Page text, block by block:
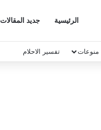
الرئيسية جديد المقالات
منوعات تفسير الاحلام